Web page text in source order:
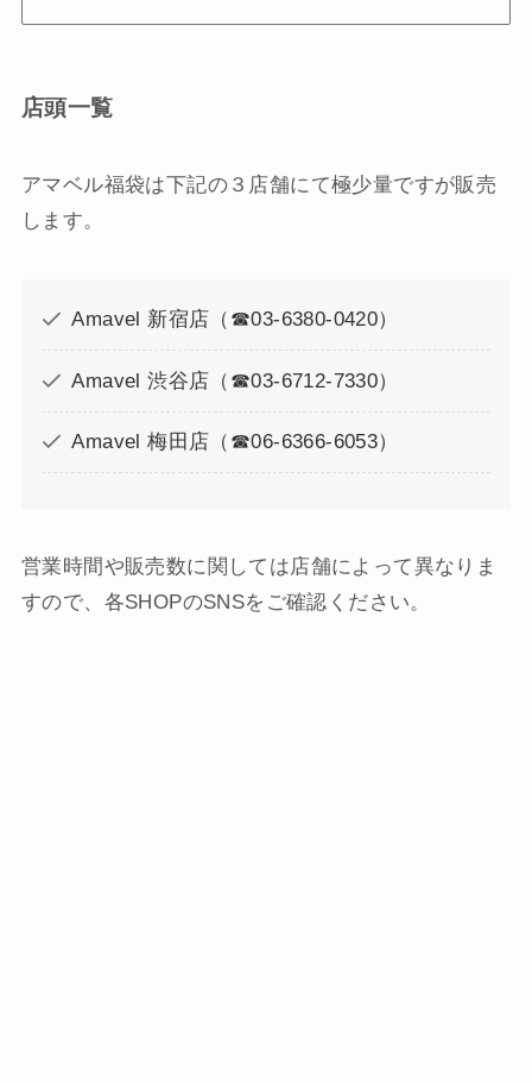
店頭一覧
アマベル福袋は下記の３店舗にて極少量ですが販売
します。
Amavel 新宿店（☎03-6380-0420）
Amavel 渋谷店（☎03-6712-7330）
Amavel 梅田店（☎06-6366-6053）
営業時間や販売数に関しては店舗によって異なりま
すので、各SHOPのSNSをご確認ください。